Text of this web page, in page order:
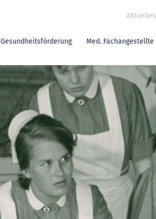
Aktuelles
Gesundheitsförderung Med. Fachangestellte